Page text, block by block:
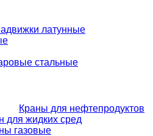
латунные
стальные
Краны для нефтепродуктов
для жидких сред
газовые